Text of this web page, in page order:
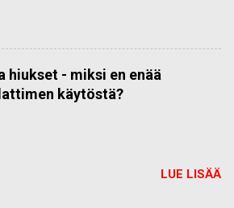
hiukset - miksi en enää
käytöstä?
LUE LISÄÄ